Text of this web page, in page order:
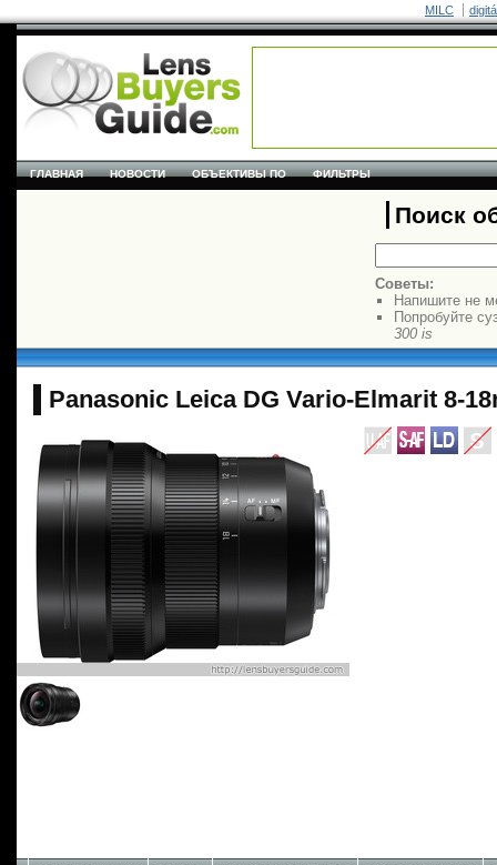
MILC
ГЛАВНАЯ НОВОСТИ ОБЪЕКТИВЫ ПО ФИЛЬТРЫ
Поиск
Советы:
Напишите не
Попробуйте
300 is
Panasonic Leica DG Vario-Elmarit 8-